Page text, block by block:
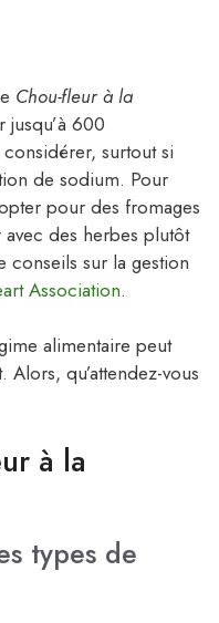
Chou-fleur à la
600
surtout si
de sodium. Pour
pour des fromages
des herbes plutôt
conseils sur la gestion
Association.
alimentaire peut
Alors, qu’attendez-vous
à la
types de